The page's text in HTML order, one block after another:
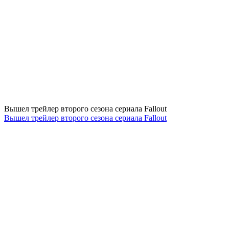
Вышел трейлер второго сезона сериала Fallout
Вышел трейлер второго сезона сериала Fallout